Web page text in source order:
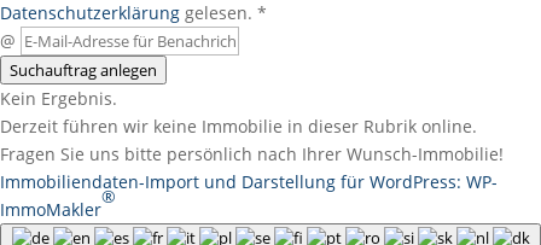
Datenschutzerklärung gelesen. *
@
Suchauftrag anlegen
Kein Ergebnis.
Derzeit führen wir keine Immobilie in dieser Rubrik online.
Fragen Sie uns bitte persönlich nach Ihrer Wunsch-Immobilie!
Immobiliendaten-Import und Darstellung für WordPress: WP-
ImmoMakler
®